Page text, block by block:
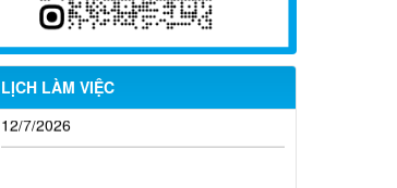
LỊCH LÀM VIỆC
Từ ngày 03/8/2026 đến ngày
09/8/2026